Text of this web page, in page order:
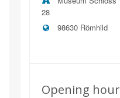
28
98630 Römhild
Opening